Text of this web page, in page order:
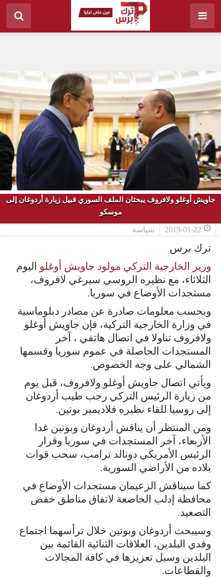
جاويش أوغلو ولافروف يبحثان الملف السوري قبيل زيارة أردوغان إلى
موسكو
2019-01-22 سياسة
ترك برس
وزير الخارجية التركي مولود جاويش أوغلو اليوم
الثلاثاء، مع نظيره الروسي سيرغي لافروف،
مستجدات الأوضاع في سوريا.
وبحسب معلومات صادرة عن مصادر دبلوماسية
في وزارة الخارجية التركية، فإن جاويش أوغلو
ولافروف تناولا في اتصال هاتفي ، آخر
المستجدات الحاصلة في عموم سوريا وقسمها
الشمالي على وجه الخصوص.
ويأتي اتصال جاويش أوغلو ولافروف، قبل يوم
من زيارة الرئيس التركي رجب طيب أردوغان
إلى روسيا للقاء نظيره فلاديمير بوتين.
ومن المنتظر أن يناقش أردوغان وبوتين غدا
الأربعاء، آخر المستجدات في سوريا وقرار
الرئيس الأمريكي دونالد ترامب، سحب قوات
بلاده من الأراضي السورية.
كما سيناقش الزعيمان مستجدات الأوضاع في
محافظة إدلب الخاضعة لاتفاق مناطق خفض
التصعيد.
وسيبحث أردوغان وبوتين خلال ترأسهما اجتماع
وفدي البلدين، العلاقات الثنائية القائمة بين
البلدين وسبل تعزيزها في كافة المجالات
والقطاعات.